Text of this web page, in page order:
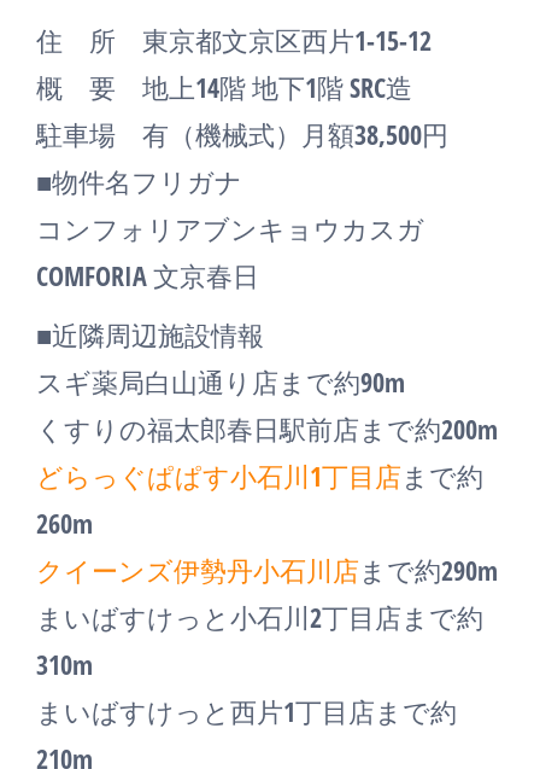
住 所 東京都文京区西片1-15-12
概 要 地上14階 地下1階 SRC造
駐車場 有（機械式）月額38,500円
■物件名フリガナ
コンフォリアブンキョウカスガ
COMFORIA 文京春日
■近隣周辺施設情報
スギ薬局白山通り店まで約90m
くすりの福太郎春日駅前店まで約200m
どらっぐぱぱす小石川1丁目店まで約
260m
クイーンズ伊勢丹小石川店まで約290m
まいばすけっと小石川2丁目店まで約
310m
まいばすけっと西片1丁目店まで約
210m